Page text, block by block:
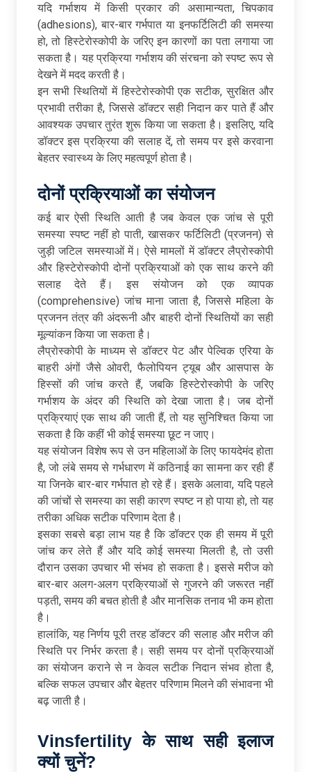
यदि गर्भाशय में किसी प्रकार की असामान्यता, चिपकाव
(adhesions), बार-बार गर्भपात या इनफर्टिलिटी की समस्या
हो, तो हिस्टेरोस्कोपी के जरिए इन कारणों का पता लगाया जा
सकता है। यह प्रक्रिया गर्भाशय की संरचना को स्पष्ट रूप से
देखने में मदद करती है।
इन सभी स्थितियों में हिस्टेरोस्कोपी एक सटीक, सुरक्षित और
प्रभावी तरीका है, जिससे डॉक्टर सही निदान कर पाते हैं और
आवश्यक उपचार तुरंत शुरू किया जा सकता है। इसलिए, यदि
डॉक्टर इस प्रक्रिया की सलाह दें, तो समय पर इसे करवाना
बेहतर स्वास्थ्य के लिए महत्वपूर्ण होता है।
दोनों प्रक्रियाओं का संयोजन
कई बार ऐसी स्थिति आती है जब केवल एक जांच से पूरी
समस्या स्पष्ट नहीं हो पाती, खासकर फर्टिलिटी (प्रजनन) से
जुड़ी जटिल समस्याओं में। ऐसे मामलों में डॉक्टर लैप्रोस्कोपी
और हिस्टेरोस्कोपी दोनों प्रक्रियाओं को एक साथ करने की
सलाह देते हैं। इस संयोजन को एक व्यापक
(comprehensive) जांच माना जाता है, जिससे महिला के
प्रजनन तंत्र की अंदरूनी और बाहरी दोनों स्थितियों का सही
मूल्यांकन किया जा सकता है।
लैप्रोस्कोपी के माध्यम से डॉक्टर पेट और पेल्विक एरिया के
बाहरी अंगों जैसे ओवरी, फैलोपियन ट्यूब और आसपास के
हिस्सों की जांच करते हैं, जबकि हिस्टेरोस्कोपी के जरिए
गर्भाशय के अंदर की स्थिति को देखा जाता है। जब दोनों
प्रक्रियाएं एक साथ की जाती हैं, तो यह सुनिश्चित किया जा
सकता है कि कहीं भी कोई समस्या छूट न जाए।
यह संयोजन विशेष रूप से उन महिलाओं के लिए फायदेमंद होता
है, जो लंबे समय से गर्भधारण में कठिनाई का सामना कर रही हैं
या जिनके बार-बार गर्भपात हो रहे हैं। इसके अलावा, यदि पहले
की जांचों से समस्या का सही कारण स्पष्ट न हो पाया हो, तो यह
तरीका अधिक सटीक परिणाम देता है।
इसका सबसे बड़ा लाभ यह है कि डॉक्टर एक ही समय में पूरी
जांच कर लेते हैं और यदि कोई समस्या मिलती है, तो उसी
दौरान उसका उपचार भी संभव हो सकता है। इससे मरीज को
बार-बार अलग-अलग प्रक्रियाओं से गुजरने की जरूरत नहीं
पड़ती, समय की बचत होती है और मानसिक तनाव भी कम होता
है।
हालांकि, यह निर्णय पूरी तरह डॉक्टर की सलाह और मरीज की
स्थिति पर निर्भर करता है। सही समय पर दोनों प्रक्रियाओं
का संयोजन कराने से न केवल सटीक निदान संभव होता है,
बल्कि सफल उपचार और बेहतर परिणाम मिलने की संभावना भी
बढ़ जाती है।
Vinsfertilityके साथ सही इलाज
क्यों चुनें?